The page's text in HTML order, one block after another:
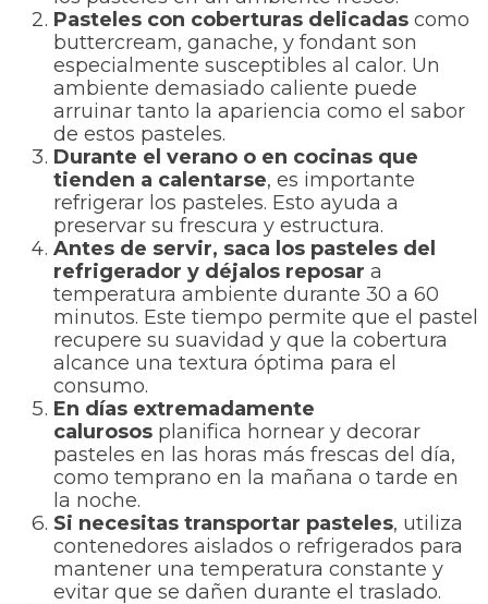
Pasteles con coberturas delicadas como
buttercream, ganache, y fondant son
especialmente susceptibles al calor. Un
ambiente demasiado caliente puede
arruinar tanto la apariencia como el sabor
de estos pasteles.
Durante el verano o en cocinas que
tienden a calentarse, es importante
refrigerar los pasteles. Esto ayuda a
preservar su frescura y estructura.
Antes de servir, saca los pasteles del
refrigerador y déjalos reposar a
temperatura ambiente durante 30 a 60
minutos. Este tiempo permite que el pastel
recupere su suavidad y que la cobertura
alcance una textura óptima para el
consumo.
En días extremadamente
calurosos planifica hornear y decorar
pasteles en las horas más frescas del día,
como temprano en la mañana o tarde en
la noche.
Si necesitas transportar pasteles, utiliza
contenedores aislados o refrigerados para
mantener una temperatura constante y
evitar que se dañen durante el traslado.